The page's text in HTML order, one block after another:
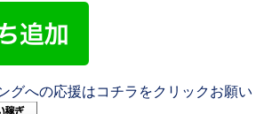
グへの応援はコチラをクリックお願い